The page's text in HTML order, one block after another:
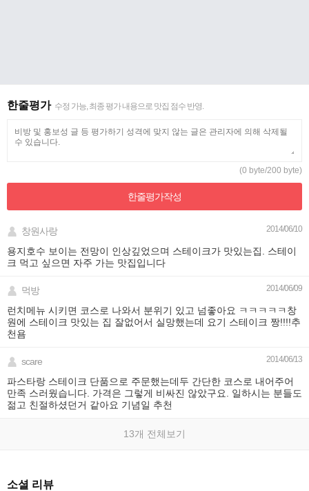
한줄평가 수정 가능, 최종 평가 내용으로 맛집 점수 반영.
(0 byte/200 byte)
한줄평가작성
창원사랑 2014/06/10
용지호수 보이는 전망이 인상깊었으며 스테이크가 맛있는집. 스테이
크 먹고 싶으면 자주 가는 맛집입니다
먹방 2014/06/09
런치메뉴 시키면 코스로 나와서 분위기 있고 넘좋아요 ㅋㅋㅋㅋㅋ창
원에 스테이크 맛있는 집 잘없어서 실망했는데 요기 스테이크 짱!!!!추
천욤
scare 2014/06/13
파스타랑 스테이크 단품으로 주문했는데두 간단한 코스로 내어주어
만족 스러웠습니다. 가격은 그렇게 비싸진 않았구요. 일하시는 분들도
젊고 친절하셨던거 같아요 기념일 추천
13개 전체보기
소셜 리뷰